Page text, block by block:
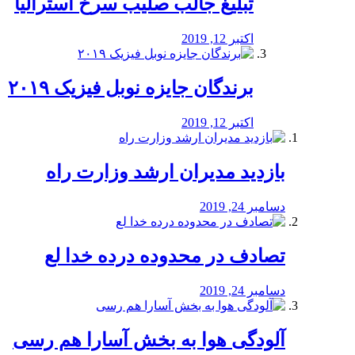
تبلیغ جالب صلیب سرخ استرالیا
اکتبر 12, 2019
برندگان جایزه نوبل فیزیک ۲۰۱۹
اکتبر 12, 2019
بازدید مدیران ارشد وزارت راه
دسامبر 24, 2019
تصادف در محدوده درده خدا لع
دسامبر 24, 2019
آلودگی هوا به بخش آسارا هم رسی